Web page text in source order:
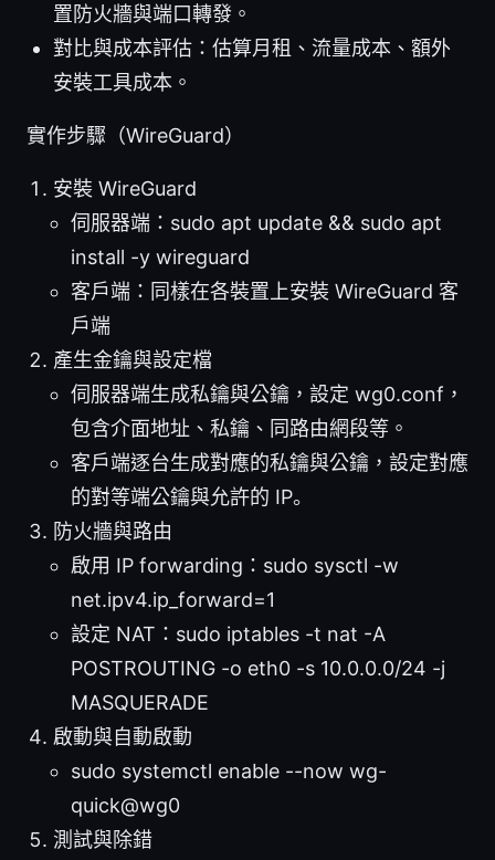
置防火牆與端口轉發。
對比與成本評估：估算月租、流量成本、額外
安裝工具成本。
實作步驟（WireGuard）
安裝 WireGuard
伺服器端：sudo apt update && sudo apt
install -y wireguard
客戶端：同樣在各裝置上安裝 WireGuard 客
戶端
產生金鑰與設定檔
伺服器端生成私鑰與公鑰，設定 wg0.conf，
包含介面地址、私鑰、同路由網段等。
客戶端逐台生成對應的私鑰與公鑰，設定對應
的對等端公鑰與允許的 IP。
防火牆與路由
啟用 IP forwarding：sudo sysctl -w
net.ipv4.ip_forward=1
設定 NAT：sudo iptables -t nat -A
POSTROUTING -o eth0 -s 10.0.0.0/24 -j
MASQUERADE
啟動與自動啟動
sudo systemctl enable --now wg-
quick@wg0
測試與除錯